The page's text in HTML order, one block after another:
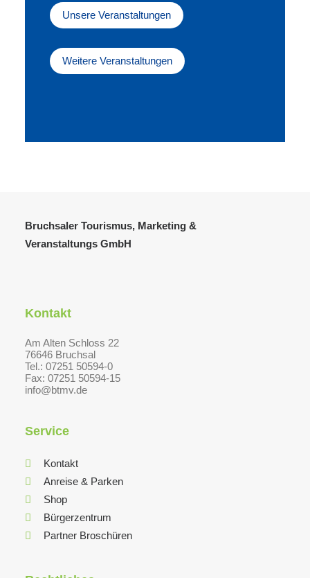
Unsere Veranstaltungen
Weitere Veranstaltungen
Bruchsaler Tourismus, Marketing &
Veranstaltungs GmbH
Kontakt
Am Alten Schloss 22
76646 Bruchsal
Tel.: 07251 50594-0
Fax: 07251 50594-15
info@btmv.de
Service
Kontakt
Anreise & Parken
Shop
Bürgerzentrum
Partner Broschüren